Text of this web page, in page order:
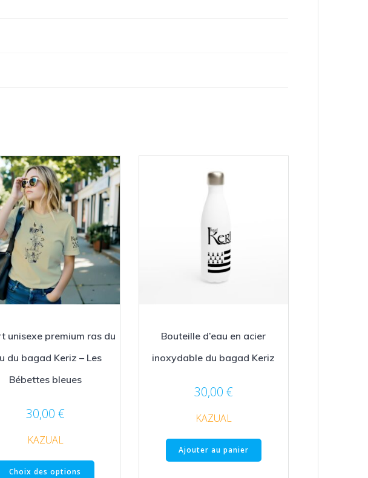
unisexe premium ras du
du bagad Keriz – Les
Bébettes bleues
30,00 €
KAZUAL
Choix des options
Ce
Bouteille d’eau en acier
inoxydable du bagad Keriz
30,00 €
KAZUAL
Ajouter au panier